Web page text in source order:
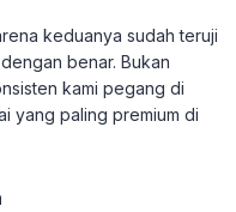
keduanya sudah teruji
benar. Bukan
kami pegang di
yang paling premium di